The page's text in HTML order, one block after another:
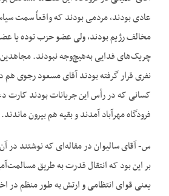
عادی بودند، مردمی بودند که واقعاً سمت
مخالف رژیم بودند، ولی عضو حزب توده یا
چریک‌های فدایی به‌هیچ‌وجه نبودند.
نفری قرار گرفته بودند آقای مسعود رجوی
کسانی که در رأس این جریانات بودند کارت
فرودگاه مهرآباد آمدند و بقیه هم بیرون ماندند.
س- آقای سالیوان در مقاله‌ای که نوشتند در
بر این بود که انتقال قدرت به طریق
یعنی قوای انتظامی و ارتش به طور منظم در